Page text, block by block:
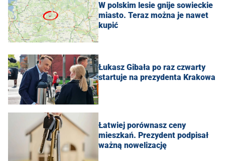
W polskim lesie gnije sowieckie
miasto. Teraz można je nawet
kupić
Łukasz Gibała po raz czwarty
startuje na prezydenta Krakowa
Łatwiej porównasz ceny
mieszkań. Prezydent podpisał
ważną nowelizację